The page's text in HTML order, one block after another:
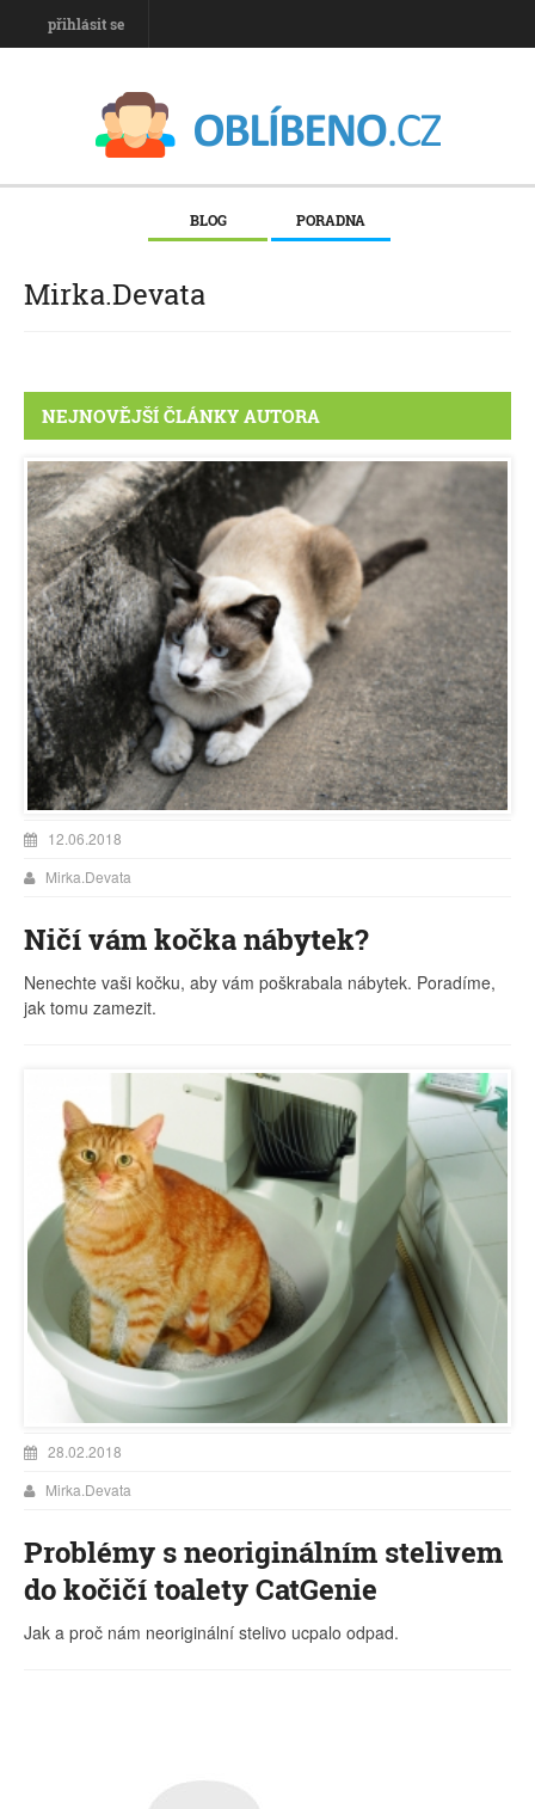
přihlásit se
BLOG PORADNA
Mirka.Devata
NEJNOVĚJŠÍ ČLÁNKY AUTORA
12.06.2018
Mirka.Devata
Ničí vám kočka nábytek?
Nenechte vaši kočku, aby vám poškrabala nábytek. Poradíme,
jak tomu zamezit.
28.02.2018
Mirka.Devata
Problémy s neoriginálním stelivem
do kočičí toalety CatGenie
Jak a proč nám neoriginální stelivo ucpalo odpad.